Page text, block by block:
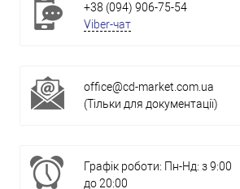
+38 (094) 906-75-54
Viber-чат
office@cd-market.com.ua
(Тільки для документації)
Графік роботи: Пн-Нд: з 9:00
до 20:00